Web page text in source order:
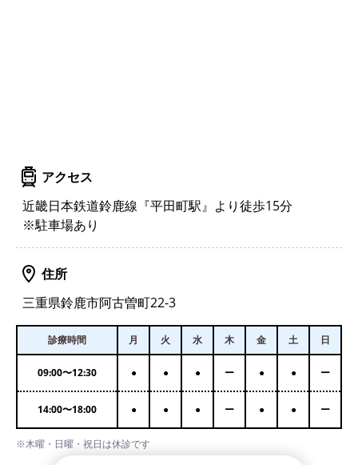
アクセス
近畿日本鉄道鈴鹿線『平田町駅』より徒歩15分
※駐車場あり
住所
三重県鈴鹿市阿古曽町22-3
診療時間 月 火 水 木 金 土 日
09:00〜12:30 ● ● ● ー ● ● ー
14:00〜18:00 ● ● ● ー ● ● ー
※木曜・日曜・祝日は休診です